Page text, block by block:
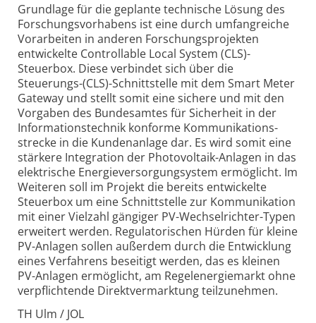
Grundlage für die geplante technische Lösung des
Forschungs­vorhabens ist eine durch umfangreiche
Vorarbeiten in anderen Forschungs­projekten
entwickelte Controllable Local System (CLS)-
Steuerbox. Diese verbindet sich über die
Steuerungs-(CLS)-Schnittstelle mit dem Smart Meter
Gateway und stellt somit eine sichere und mit den
Vorgaben des Bundesamtes für Sicherheit in der
Informations­technik konforme Kommunikations­
strecke in die Kundenanlage dar. Es wird somit eine
stärkere Integration der Photovoltaik-Anlagen in das
elektrische Energie­versorgungsystem ermöglicht. Im
Weiteren soll im Projekt die bereits entwickelte
Steuerbox um eine Schnittstelle zur Kommuni­kation
mit einer Vielzahl gängiger PV-Wechsel­richter-Typen
erweitert werden. Regulatorischen Hürden für kleine
PV-Anlagen sollen außerdem durch die Entwicklung
eines Verfahrens beseitigt werden, das es kleinen
PV-Anlagen ermöglicht, am Regel­energiemarkt ohne
verpflichtende Direkt­vermarktung teilzunehmen.
TH Ulm / JOL